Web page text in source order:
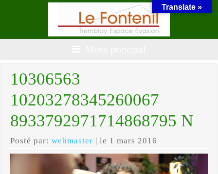
10306563
10203278345260067
8933792971714868795 N
Posté par: webmaster | le 1 mars 2016
Translate »